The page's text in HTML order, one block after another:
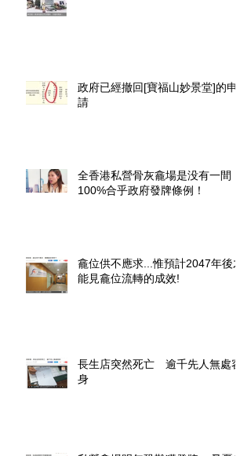
政府已經撤回[寶福山妙景堂]的申
請
全香港私營骨灰龕場是没有一間
100%合乎政府發牌條例！
龕位供不應求...惟預計2047年後才
能見龕位流轉的成效!
長生店突然死亡 逾千先人無處容
身